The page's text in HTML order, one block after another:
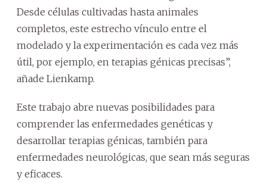
Desde células cultivadas hasta animales
completos, este estrecho vínculo entre el
modelado y la experimentación es cada vez más
útil, por ejemplo, en terapias génicas precisas”,
añade Lienkamp.
Este trabajo abre nuevas posibilidades para
comprender las enfermedades genéticas y
desarrollar terapias génicas, también para
enfermedades neurológicas, que sean más seguras
y eficaces.